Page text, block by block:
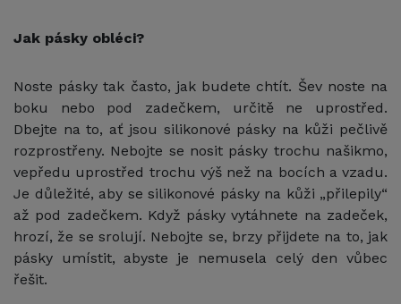
Jak pásky obléci?
Noste pásky tak často, jak budete chtít. Šev noste na
boku nebo pod zadečkem, určitě ne uprostřed.
Dbejte na to, ať jsou silikonové pásky na kůži pečlivě
rozprostřeny. Nebojte se nosit pásky trochu našikmo,
vepředu uprostřed trochu výš než na bocích a vzadu.
Je důležité, aby se silikonové pásky na kůži „přilepily“
až pod zadečkem. Když pásky vytáhnete na zadeček,
hrozí, že se srolují. Nebojte se, brzy přijdete na to, jak
pásky umístit, abyste je nemusela celý den vůbec
řešit.